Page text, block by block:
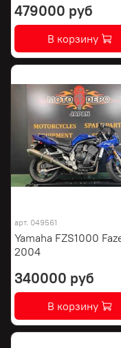
479000 руб
В корзину
арт. 049561
Yamaha FZS1000
2004
340000 руб
В корзину